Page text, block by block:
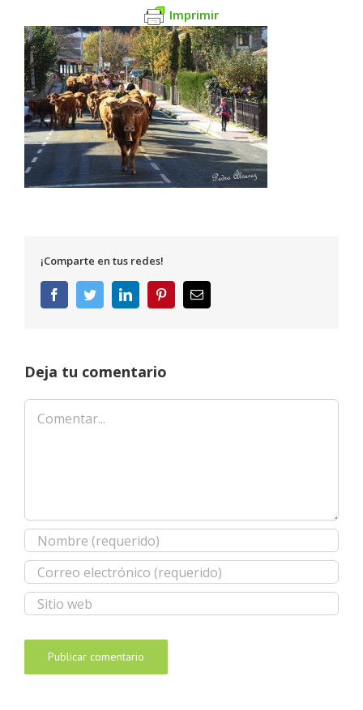
Imprimir
¡Comparte en tus redes!
FacebookTwitterLinkedInPinterestCorreo
electrónico
Deja tu comentario
Comentar